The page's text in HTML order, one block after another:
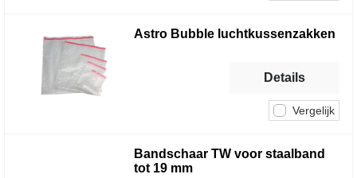
Astro Bubble luchtkussenzakken
Vergelijk
Details
Bandschaar TW voor staalband
tot 19 mm